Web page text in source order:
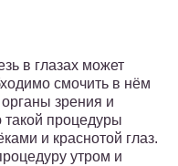
в глазах может
смочить в нём
зрения и
процедуры
и краснотой глаз.
утром и